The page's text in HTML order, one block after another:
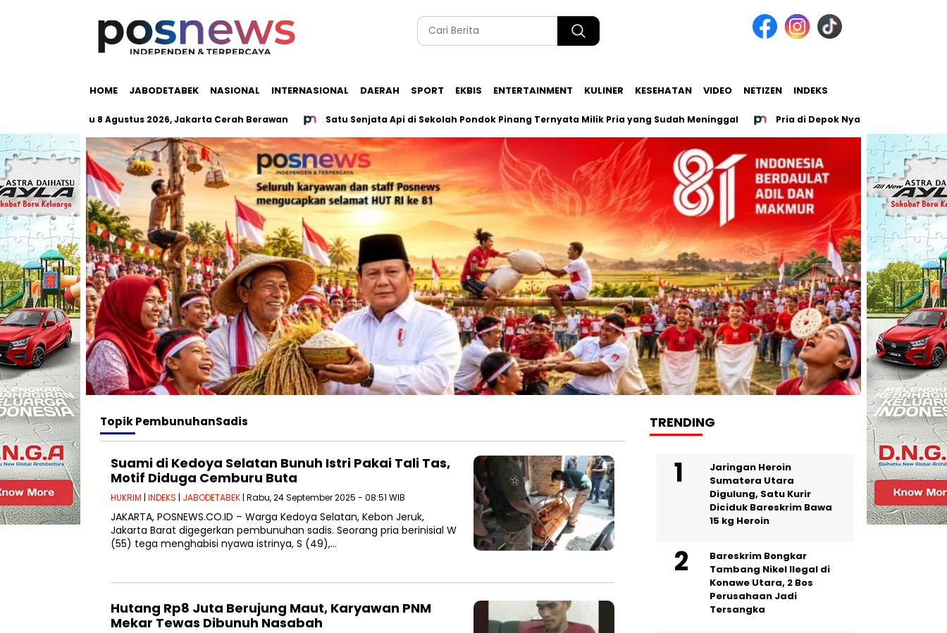
HOME JABODETABEK NASIONAL INTERNASIONAL DAERAH SPORT EKBIS ENTERTAINMENT KULINER KESEHATAN VIDEO NETIZEN INDEKS
Sabtu 8 Agustus 2026, Jakarta Cerah Berawan Satu Senjata Api di Sekolah Pondok Pinang Ternyata Milik Pria yang Sudah Meninggal Pria di Depok Nyaris Tewas, Leher
TopikPembunuhanSadis
Suami di Kedoya Selatan Bunuh Istri Pakai Tali Tas,
Motif Diduga Cemburu Buta
HUKRIM | INDEKS | JABODETABEK | Rabu, 24 September 2025 - 08:51 WIB
JAKARTA, POSNEWS.CO.ID – Warga Kedoya Selatan, Kebon Jeruk,
Jakarta Barat digegerkan pembunuhan sadis. Seorang pria berinisial W
(55) tega menghabisi nyawa istrinya, S (49),…
Hutang Rp8 Juta Berujung Maut, Karyawan PNM
Mekar Tewas Dibunuh Nasabah
TRENDING
Jaringan Heroin
Sumatera Utara
Digulung, Satu Kurir
Diciduk Bareskrim Bawa
15 kg Heroin
Bareskrim Bongkar
Tambang Nikel Ilegal di
Konawe Utara, 2 Bos
Perusahaan Jadi
Tersangka